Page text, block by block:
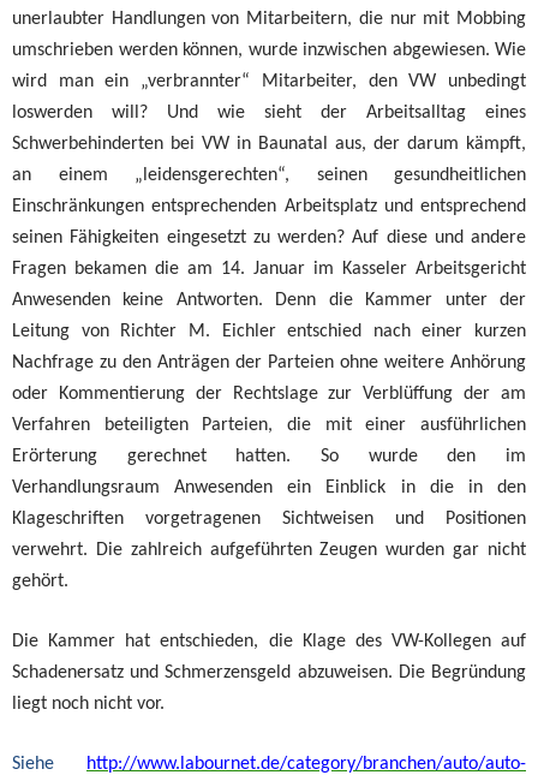
unerlaubter Handlungen von Mitarbeitern, die nur mit Mobbing
umschrieben werden können, wurde inzwischen abgewiesen. Wie
wird man ein „verbrannter“ Mitarbeiter, den VW unbedingt
loswerden will? Und wie sieht der Arbeitsalltag eines
Schwerbehinderten bei VW in Baunatal aus, der darum kämpft,
an einem „leidensgerechten“, seinen gesundheitlichen
Einschränkungen entsprechenden Arbeitsplatz und entsprechend
seinen Fähigkeiten eingesetzt zu werden? Auf diese und andere
Fragen bekamen die am 14. Januar im Kasseler Arbeitsgericht
Anwesenden keine Antworten. Denn die Kammer unter der
Leitung von Richter M. Eichler entschied nach einer kurzen
Nachfrage zu den Anträgen der Parteien ohne weitere Anhörung
oder Kommentierung der Rechtslage zur Verblüffung der am
Verfahren beteiligten Parteien, die mit einer ausführlichen
Erörterung gerechnet hatten. So wurde den im
Verhandlungsraum Anwesenden ein Einblick in die in den
Klageschriften vorgetragenen Sichtweisen und Positionen
verwehrt. Die zahlreich aufgeführten Zeugen wurden gar nicht
gehört.
Die Kammer hat entschieden, die Klage des VW-Kollegen auf
Schadenersatz und Schmerzensgeld abzuweisen. Die Begründung
liegt noch nicht vor.
Siehe http://www.labournet.de/category/branchen/auto/auto-